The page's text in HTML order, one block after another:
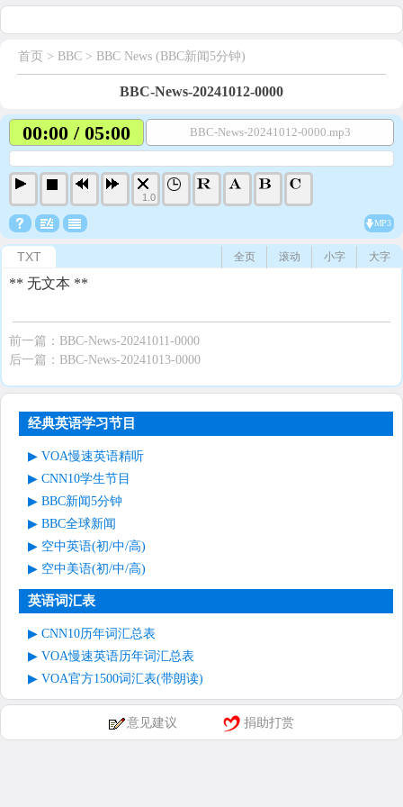
首页 > BBC > BBC News (BBC新闻5分钟)
BBC-News-20241012-0000
00:00 / 05:00 BBC-News-20241012-0000.mp3
1.0
MP3
TXT 大字
小字
滚动
全页
** 无文本 **
前一篇： BBC-News-20241011-0000
后一篇： BBC-News-20241013-0000
经典英语学习节目
VOA慢速英语精听
CNN10学生节目
BBC新闻5分钟
BBC全球新闻
空中英语(初/中/高)
空中美语(初/中/高)
英语词汇表
CNN10历年词汇总表
VOA慢速英语历年词汇总表
VOA官方1500词汇表(带朗读)
意见建议 捐助打赏